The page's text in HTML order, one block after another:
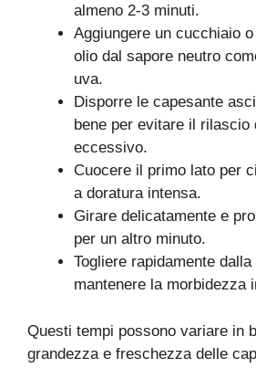
almeno 2-3 minuti.
Aggiungere un cucchiaio
olio dal sapore neutro
uva.
Disporre le capesante
bene per evitare il rilascio
eccessivo.
Cuocere il primo lato per
a doratura intensa.
Girare delicatamente e
per un altro minuto.
Togliere rapidamente
mantenere la morbidezza
Questi tempi possono variare in
grandezza e freschezza delle